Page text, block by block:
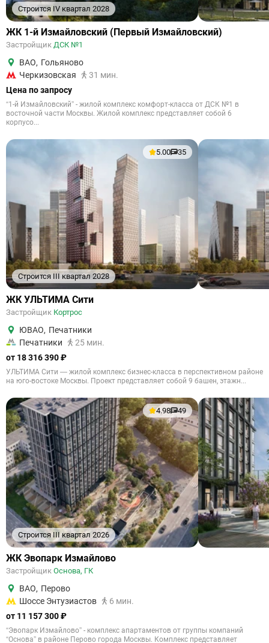
Строится IV квартал 2028
ЖК 1-й Измайловский (Первый Измайловский)
Застройщик ДСК №1
ВАО, Гольяново
Черкизовская
31 мин.
Цена по запросу
“1-й Измайловский” - жилой комплекс комфорт-класса от ДСК №1 в
восточной части Москвы. Жилой комплекс представляет собой 6
корпусо...
Строится III квартал 2028
5.00 35
ЖК УЛЬТИМА Сити
Застройщик Кортрос
ЮВАО, Печатники
Печатники
25 мин.
от 18 316 390 ₽
УЛЬТИМА Сити — жилой комплекс бизнес-класса в перспективном районе
на юго-востоке Москвы. Проект представляет собой 9 башен, этажн...
Строится III квартал 2026
4.98 49
ЖК Эвопарк Измайлово
Застройщик Основа, ГК
ВАО, Перово
Шоссе Энтузиастов
6 мин.
от 11 157 300 ₽
“Эвопарк Измайлово” - комплекс апартаментов от группы компаний
“Основа” в районе Перово города Москвы. Комплекс представляет